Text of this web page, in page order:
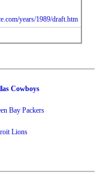
years/1989/draft.htm
Cowboys
Bay Packers
Lions